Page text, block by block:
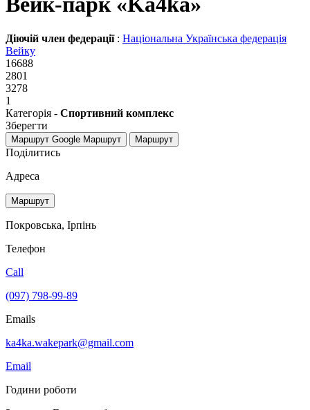
Діючій член федерації : Національна Українська федерація
Вейку
16688
2801
3278
1
Категорія - Спортивний комплекс
Зберегти
Маршрут Google Маршрут Маршрут
Поділитись
Адреса
Маршрут
Покровська, Ірпінь
Телефон
Call
(097) 798-99-89
Emails
ka4ka.wakepark@gmail.com
Email
Години роботи